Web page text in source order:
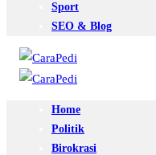
Sport
SEO & Blog
Home
Politik
Birokrasi